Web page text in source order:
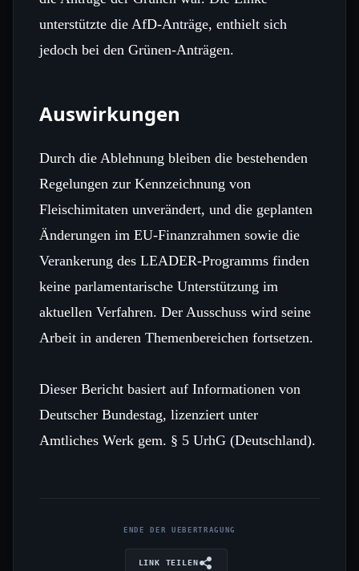
unterstützte die AfD‑Anträge, enthielt sich
jedoch bei den Grünen‑Anträgen.
Auswirkungen
Durch die Ablehnung bleiben die bestehenden
Regelungen zur Kennzeichnung von
Fleischimitaten unverändert, und die geplanten
Änderungen im EU‑Finanzrahmen sowie die
Verankerung des LEADER‑Programms finden
keine parlamentarische Unterstützung im
aktuellen Verfahren. Der Ausschuss wird seine
Arbeit in anderen Themenbereichen fortsetzen.
Dieser Bericht basiert auf Informationen von
Deutscher Bundestag, lizenziert unter
Amtliches Werk gem. § 5 UrhG (Deutschland).
ENDE DER UEBERTRAGUNG
LINK TEILEN